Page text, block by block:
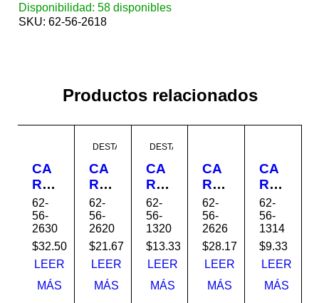
Disponibilidad: 58 disponibles
SKU: 62-56-2618
Productos relacionados
CA
RRI
OL
A
1.50
K-
16
6x2
x30
62-
56-
2630
$32.50
LEER
MÁS
DESTACADO
CA
RRI
OL
A
1.50
K-
16
6x2
x20
62-
56-
2620
$21.67
LEER
MÁS
DESTACADO
CA
RRI
OL
A
1.50
K-
16
3x1
-1/2
62-
56-
1320
$13.33
LEER
MÁS
CA
RRI
OL
A
1.50
K-
16
6x2
x26
62-
56-
2626
$28.17
LEER
MÁS
CA
RRI
OL
A
1.50
K-
16
3x1
-1/2
62-
56-
1314
$9.33
LEER
MÁS